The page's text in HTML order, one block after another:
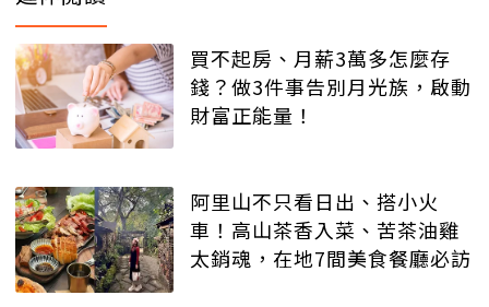
買不起房、月薪3萬多怎麼存
錢？做3件事告別月光族，啟動
財富正能量！
阿里山不只看日出、搭小火
車！高山茶香入菜、苦茶油雞
太銷魂，在地7間美食餐廳必訪